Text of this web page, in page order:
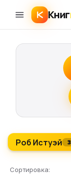
Книг
Роб Истуэй
Сортировка: